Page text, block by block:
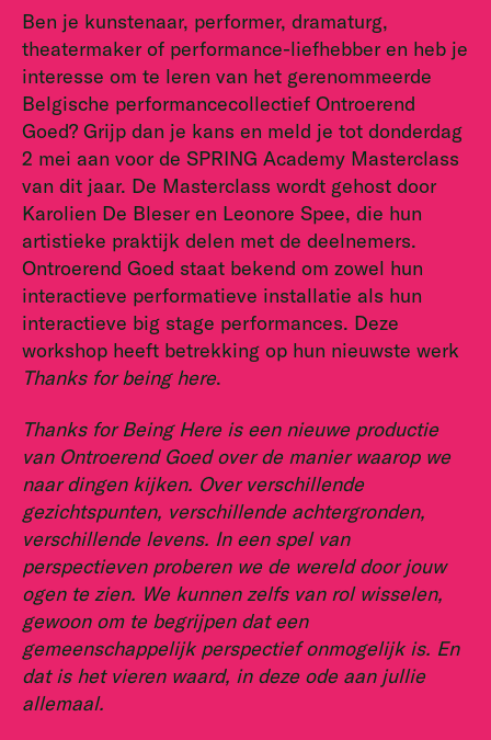
Ben je kunstenaar, performer, dramaturg,
theatermaker of performance-liefhebber en heb je
interesse om te leren van het gerenommeerde
Belgische performancecollectief Ontroerend
Goed? Grijp dan je kans en meld je tot donderdag
2 mei aan voor de SPRING Academy Masterclass
van dit jaar. De Masterclass wordt gehost door
Karolien De Bleser en Leonore Spee, die hun
artistieke praktijk delen met de deelnemers.
Ontroerend Goed staat bekend om zowel hun
interactieve performatieve installatie als hun
interactieve big stage performances. Deze
workshop heeft betrekking op hun nieuwste werk
Thanks for being here.
Thanks for Being Here is een nieuwe productie
van Ontroerend Goed over de manier waarop we
naar dingen kijken. Over verschillende
gezichtspunten, verschillende achtergronden,
verschillende levens. In een spel van
perspectieven proberen we de wereld door jouw
ogen te zien. We kunnen zelfs van rol wisselen,
gewoon om te begrijpen dat een
gemeenschappelijk perspectief onmogelijk is. En
dat is het vieren waard, in deze ode aan jullie
allemaal.